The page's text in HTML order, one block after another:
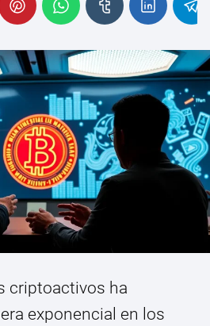
criptoactivos ha
exponencial en los